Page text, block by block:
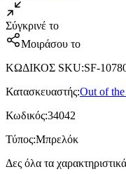
Σύγκρινέ το
Μοιράσου το
ΚΩΔΙΚΟΣ SKU:SF-
Κατασκευαστής:Out of
Κωδικός:34042
Τύπος:Μπρελόκ
Δες όλα τα χαρακτηριστικά